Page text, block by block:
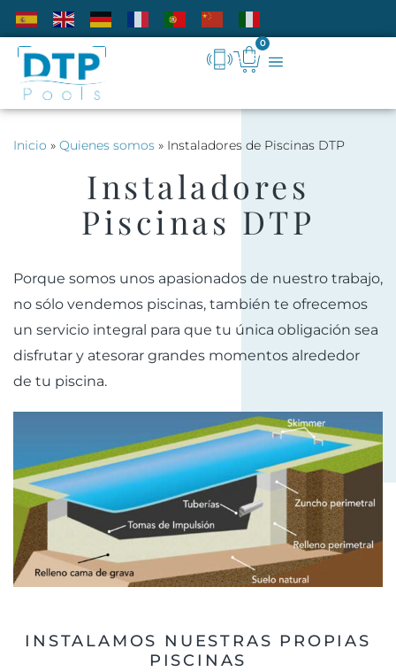
0
Inicio » Quienes somos » Instaladores de Piscinas DTP
Instaladores
Piscinas DTP
Porque somos unos apasionados de nuestro trabajo,
no sólo vendemos piscinas, también te ofrecemos
un servicio integral para que tu única obligación sea
disfrutar y atesorar grandes momentos alrededor
de tu piscina.
INSTALAMOS NUESTRAS PROPIAS
PISCINAS